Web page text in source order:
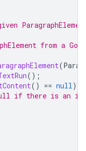
from a
(
();
() == null)
null if there is an